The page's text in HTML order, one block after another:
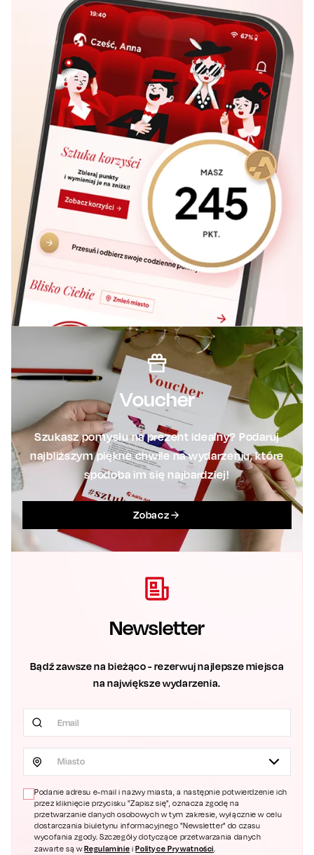
Voucher
Szukasz pomysłu na prezent idealny? Podaruj
najbliższym piękne chwile na wydarzeniu, które
spodoba im się najbardziej!
Zobacz
Newsletter
Bądź zawsze na bieżąco - rezerwuj najlepsze miejsca
na największe wydarzenia.
Miasto
Podanie adresu e-mail i nazwy miasta, a następnie potwierdzenie ich
przez kliknięcie przycisku "Zapisz się", oznacza zgodę na
przetwarzanie danych osobowych w tym zakresie, wyłącznie w celu
dostarczania biuletynu informacyjnego "Newsletter" do czasu
wycofania zgody. Szczegóły dotyczące przetwarzania danych
zawarte są wRegulaminie i Polityce Prywatności.